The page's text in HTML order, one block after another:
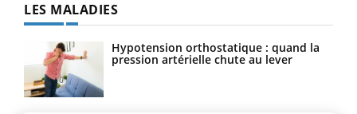
LES MALADIES
Hypotension orthostatique : quand la
pression artérielle chute au lever